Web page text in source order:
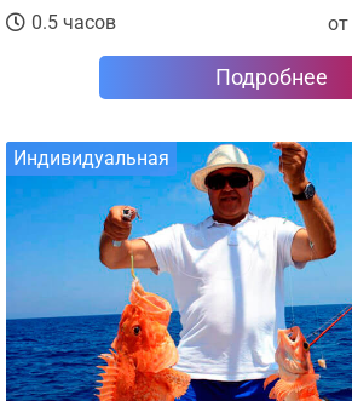
0.5 часов от
Подробнее
Индивидуальная